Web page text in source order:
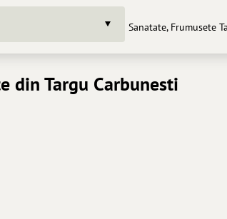
Sanatate, Frumusete
din Targu Carbunesti